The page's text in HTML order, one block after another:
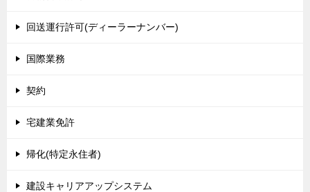
回送運行許可(ディーラーナンバー)
国際業務
契約
宅建業免許
帰化(特定永住者)
建設キャリアアップシステム